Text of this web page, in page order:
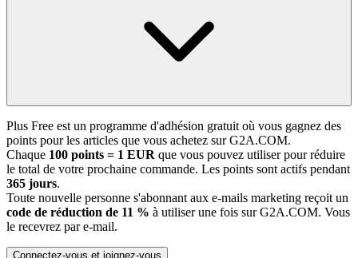
Plus Free est un programme d'adhésion gratuit où vous gagnez des
points pour les articles que vous achetez sur G2A.COM.
Chaque 100 points = 1 EUR que vous pouvez utiliser pour réduire
le total de votre prochaine commande. Les points sont actifs pendant
365 jours.
Toute nouvelle personne s'abonnant aux e-mails marketing reçoit un
code de réduction de 11 % à utiliser une fois sur G2A.COM. Vous
le recevrez par e-mail.
Connectez-vous et joignez-vous